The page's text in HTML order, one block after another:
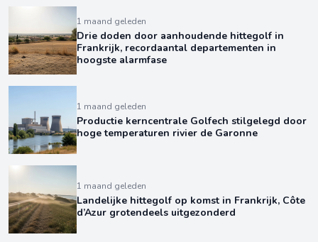
1 maand geleden
Drie doden door aanhoudende hittegolf in
Frankrijk, recordaantal departementen in
hoogste alarmfase
1 maand geleden
Productie kerncentrale Golfech stilgelegd door
hoge temperaturen rivier de Garonne
1 maand geleden
Landelijke hittegolf op komst in Frankrijk, Côte
d’Azur grotendeels uitgezonderd